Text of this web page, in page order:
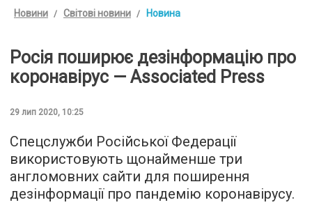
Новини Світові новини Новина
Росія поширює дезінформацію про
коронавірус — Associated Press
29 лип 2020, 10:25
Спецслужби Російської Федерації
використовують щонайменше три
англомовних сайти для поширення
дезінформації про пандемію коронавірусу.